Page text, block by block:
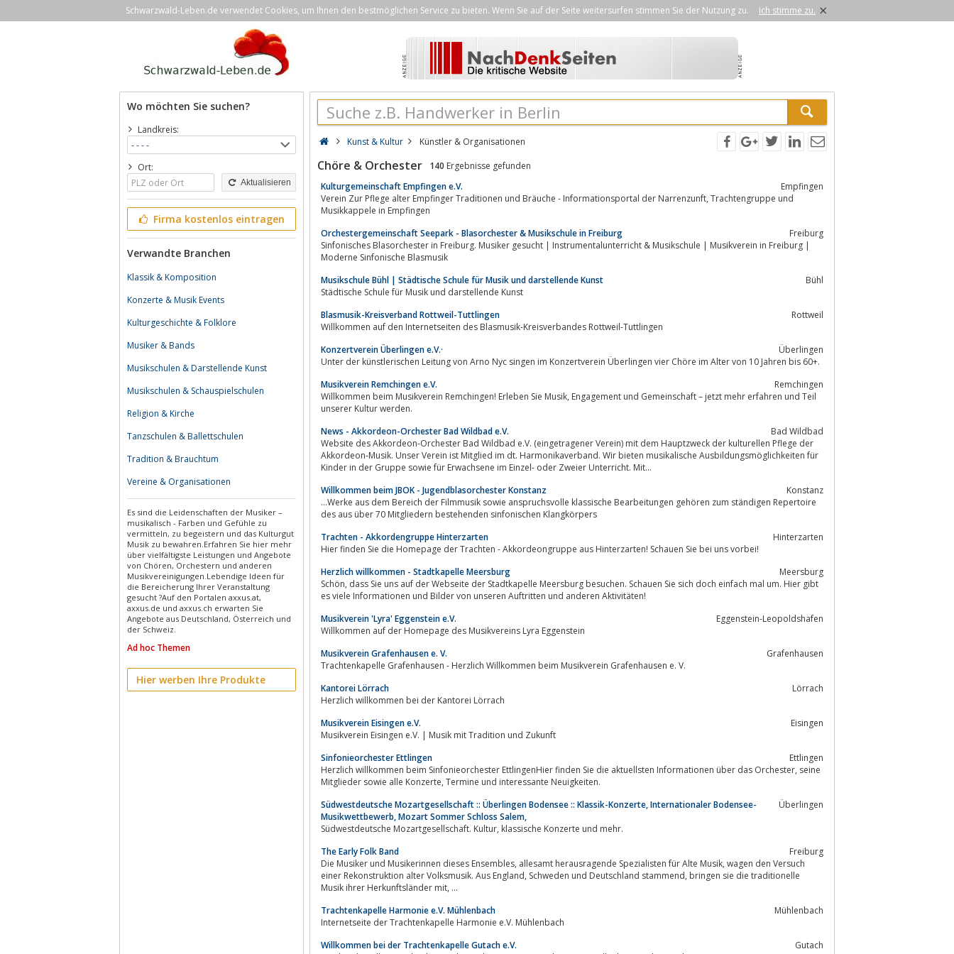
Schwarzwald-Leben.de verwendet Cookies, um Ihnen den bestmöglichen Service zu bieten. Wenn Sie auf der Seite weitersurfen stimmen Sie der Nutzung zu. Ich stimme zu. ×
Wo möchten Sie suchen?
Landkreis:
Ort:
Aktualisieren
Firma kostenlos eintragen
Verwandte Branchen
Klassik & Komposition
Konzerte & Musik Events
Kulturgeschichte & Folklore
Musiker & Bands
Musikschulen & Darstellende Kunst
Musikschulen & Schauspielschulen
Religion & Kirche
Tanzschulen & Ballettschulen
Tradition & Brauchtum
Vereine & Organisationen
Es sind die Leidenschaften der Musiker –
musikalisch - Farben und Gefühle zu
vermitteln, zu begeistern und das Kulturgut
Musik zu bewahren.Erfahren Sie hier mehr
über vielfältigste Leistungen und Angebote
von Chören, Orchestern und anderen
Musikvereinigungen.Lebendige Ideen für
die Bereicherung Ihrer Veranstaltung
gesucht ?Auf den Portalen axxus.at,
axxus.de und axxus.ch erwarten Sie
Angebote aus Deutschland, Österreich und
der Schweiz.
Ad hoc Themen
Hier werben Ihre Produkte
Kunst & Kultur Künstler & Organisationen
Chöre & Orchester 140 Ergebnisse gefunden
Kulturgemeinschaft Empfingen e.V.
Empfingen
Verein Zur Pflege alter Empfinger Traditionen und Bräuche - Informationsportal der Narrenzunft, Trachtengruppe und
Musikkappele in Empfingen
Orchestergemeinschaft Seepark - Blasorchester & Musikschule in Freiburg
Freiburg
Sinfonisches Blasorchester in Freiburg. Musiker gesucht | Instrumentalunterricht & Musikschule | Musikverein in Freiburg |
Moderne Sinfonische Blasmusik
Musikschule Bühl | Städtische Schule für Musik und darstellende Kunst
Bühl
Städtische Schule für Musik und darstellende Kunst
Blasmusik-Kreisverband Rottweil-Tuttlingen
Rottweil
Willkommen auf den Internetseiten des Blasmusik-Kreisverbandes Rottweil-Tuttlingen
Konzertverein Überlingen e.V.·
Überlingen
Unter der künstlerischen Leitung von Arno Nyc singen im Konzertverein Überlingen vier Chöre im Alter von 10 Jahren bis 60+.
Musikverein Remchingen e.V.
Remchingen
Willkommen beim Musikverein Remchingen! Erleben Sie Musik, Engagement und Gemeinschaft – jetzt mehr erfahren und Teil
unserer Kultur werden.
News - Akkordeon-Orchester Bad Wildbad e.V.
Bad Wildbad
Website des Akkordeon-Orchester Bad Wildbad e.V. (eingetragener Verein) mit dem Hauptzweck der kulturellen Pflege der
Akkordeon-Musik. Unser Verein ist Mitglied im dt. Harmonikaverband. Wir bieten musikalische Ausbildungsmöglichkeiten für
Kinder in der Gruppe sowie für Erwachsene im Einzel- oder Zweier Unterricht. Mit...
Willkommen beim JBOK - Jugendblasorchester Konstanz
Konstanz
...Werke aus dem Bereich der Filmmusik sowie anspruchsvolle klassische Bearbeitungen gehören zum ständigen Repertoire
des aus über 70 Mitgliedern bestehenden sinfonischen Klangkörpers
Trachten - Akkordengruppe Hinterzarten
Hinterzarten
Hier finden Sie die Homepage der Trachten - Akkordeongruppe aus Hinterzarten! Schauen Sie bei uns vorbei!
Herzlich willkommen - Stadtkapelle Meersburg
Meersburg
Schön, dass Sie uns auf der Webseite der Stadtkapelle Meersburg besuchen. Schauen Sie sich doch einfach mal um. Hier gibt
es viele Informationen und Bilder von unseren Auftritten und anderen Aktivitäten!
Musikverein 'Lyra' Eggenstein e.V.
Eggenstein-Leopoldshafen
Willkommen auf der Homepage des Musikvereins Lyra Eggenstein
Musikverein Grafenhausen e. V.
Grafenhausen
Trachtenkapelle Grafenhausen - Herzlich Willkommen beim Musikverein Grafenhausen e. V.
Kantorei Lörrach
Lörrach
Herzlich willkommen bei der Kantorei Lörrach
Musikverein Eisingen e.V.
Eisingen
Musikverein Eisingen e.V. | Musik mit Tradition und Zukunft
Sinfonieorchester Ettlingen
Ettlingen
Herzlich willkommen beim Sinfonieorchester EttlingenHier finden Sie die aktuellsten Informationen über das Orchester, seine
Mitglieder sowie alle Konzerte, Termine und interessante Neuigkeiten.
Südwestdeutsche Mozartgesellschaft :: Überlingen Bodensee :: Klassik-Konzerte, Internationaler Bodensee-
Musikwettbewerb, Mozart Sommer Schloss Salem,
Überlingen
Südwestdeutsche Mozartgesellschaft. Kultur, klassische Konzerte und mehr.
The Early Folk Band
Freiburg
Die Musiker und Musikerinnen dieses Ensembles, allesamt herausragende Spezialisten für Alte Musik, wagen den Versuch
einer Rekonstruktion alter Volksmusik. Aus England, Schweden und Deutschland stammend, bringen sie die traditionelle
Musik ihrer Herkunftsländer mit, ...
Trachtenkapelle Harmonie e.V. Mühlenbach
Mühlenbach
Internetseite der Trachtenkapelle Harmonie e.V. Mühlenbach
Willkommen bei der Trachtenkapelle Gutach e.V.
Gutach